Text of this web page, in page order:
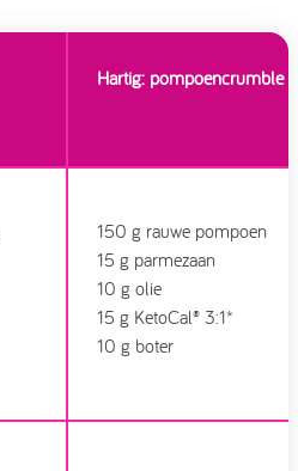
Hartig: pompoencrumble
150 g rauwe pompoen
15 g parmezaan
10 g olie
15 g KetoCal® 3:1*
10 g boter